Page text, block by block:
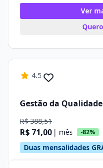
Ver
4.5
Gestão da Qualidade
R$ 388,51
R$ 71,00 | mês -82%
Duas mensalidades